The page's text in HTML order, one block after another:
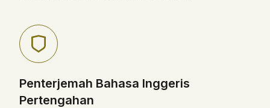
Penterjemah Bahasa Inggeris
Pertengahan